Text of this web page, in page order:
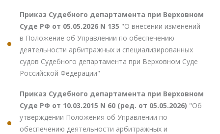
Приказ Судебного департамента при Верховном
Суде РФ от 05.05.2026 N 135 "О внесении изменений
в Положение об Управлении по обеспечению
деятельности арбитражных и специализированных
судов Судебного департамента при Верховном Суде
Российской Федерации"
Приказ Судебного департамента при Верховном
Суде РФ от 10.03.2015 N 60 (ред. от 05.05.2026) "Об
утверждении Положения об Управлении по
обеспечению деятельности арбитражных и